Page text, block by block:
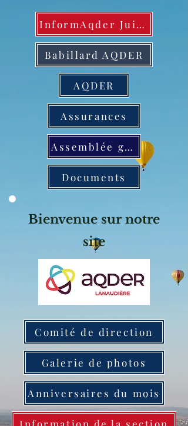
InformAqder Juin 2026
Babillard AQDER
AQDER
Assurances
Assemblée générale annuelle
Documents
Bienvenue sur notre
site
Comité de direction
Galerie de photos
Anniversaires du mois